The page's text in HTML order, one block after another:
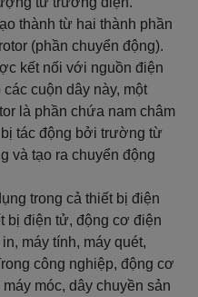
thành từ hai thành phần
(phần chuyển động).
kết nối với nguồn điện
cuộn dây này, một
là phần chứa nam châm
tác động bởi trường từ
và tạo ra chuyển động
trong cả thiết bị điện
bị điện tử, động cơ điện
máy tính, máy quét,
công nghiệp, động cơ
móc, dây chuyền sản